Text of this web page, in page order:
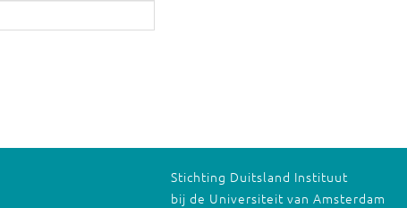
Stichting Duitsland Instituut
bij de Universiteit van Amsterdam